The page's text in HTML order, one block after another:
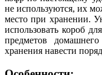
не используются, их
место при хранении.
использовать короб
предметов
хранения навести